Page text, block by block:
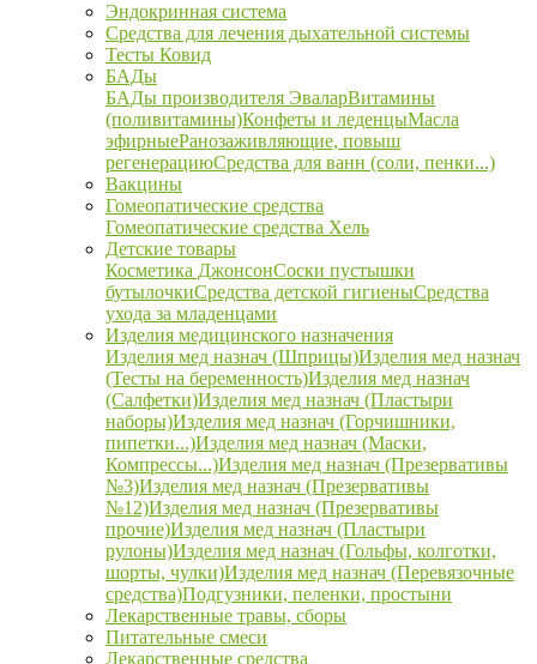
Эндокринная система
Средства для лечения дыхательной системы
Тесты Ковид
БАДы
БАДы производителя ЭваларВитамины
(поливитамины)Конфеты и леденцыМасла
эфирныеРанозаживляющие, повыш
регенерациюСредства для ванн (соли, пенки...)
Вакцины
Гомеопатические средства
Гомеопатические средства Хель
Детские товары
Косметика ДжонсонСоски пустышки
бутылочкиСредства детской гигиеныСредства
ухода за младенцами
Изделия медицинского назначения
Изделия мед назнач (Шприцы)Изделия мед назнач
(Тесты на беременность)Изделия мед назнач
(Салфетки)Изделия мед назнач (Пластыри
наборы)Изделия мед назнач (Горчишники,
пипетки...)Изделия мед назнач (Маски,
Компрессы...)Изделия мед назнач (Презервативы
№3)Изделия мед назнач (Презервативы
№12)Изделия мед назнач (Презервативы
прочие)Изделия мед назнач (Пластыри
рулоны)Изделия мед назнач (Гольфы, колготки,
шорты, чулки)Изделия мед назнач (Перевязочные
средства)Подгузники, пеленки, простыни
Лекарственные травы, сборы
Питательные смеси
Лекарственные средства